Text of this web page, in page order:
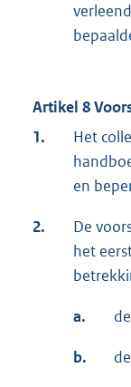
Artikel 8
1.
Het
en
2.
De
het
a.
b.